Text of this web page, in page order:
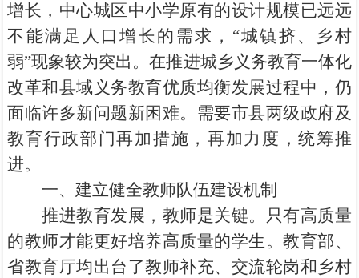
增长，中心城区中小学原有的设计规模已远远
不能满足人口增长的需求，“城镇挤、乡村
弱”现象较为突出。在推进城乡义务教育一体化
改革和县域义务教育优质均衡发展过程中，仍
面临许多新问题新困难。需要市县两级政府及
教育行政部门再加措施，再加力度，统筹推
进。
一、建立健全教师队伍建设机制
推进教育发展，教师是关键。只有高质量
的教师才能更好培养高质量的学生。教育部、
省教育厅均出台了教师补充、交流轮岗和乡村